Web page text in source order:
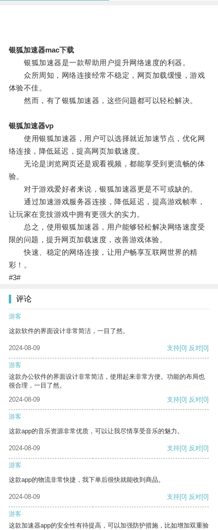
银狐加速器mac下载
银狐加速器是一款帮助用户提升网络速度的利器。
众所周知，网络连接经常不稳定，网页加载缓慢，游戏
体验不佳。
然而，有了银狐加速器，这些问题都可以轻松解决。
银狐加速器vp
使用银狐加速器，用户可以选择就近加速节点，优化网
络连接，降低延迟，提高网页加载速度。
无论是浏览网页还是观看视频，都能享受到更流畅的体
验。
对于游戏爱好者来说，银狐加速器更是不可或缺的。
通过加速游戏服务器连接，降低延迟，提高游戏帧率，
让玩家在竞技游戏中拥有更强大的实力。
总之，使用银狐加速器，用户能够轻松解决网络速度受
限的问题，提升网页加载速度，改善游戏体验。
快速、稳定的网络连接，让用户畅享互联网世界的精
彩！。
#3#
评论
游客
这款软件的界面设计非常简洁，一目了然。
2024-08-09 支持[0] 反对[0]
游客
这款办公软件的界面设计非常简洁，使用起来非常方便。功能的布局也
很合理，一目了然。
2024-08-09
支持[0] 反对[0]
游客
这款app的音乐资源非常优质，可以让我尽情享受音乐的魅力。
2024-08-09 支持[0] 反对[0]
游客
这款app的物流非常快捷，我下单后很快就能收到商品。
2024-08-09 支持[0] 反对[0]
游客
这款加速器app的安全性有待提高，可以加强防护措施，比如增加双重验